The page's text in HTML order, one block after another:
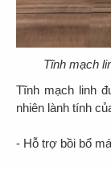
Tĩnh mạch
Tĩnh mạch linh
nhiên lành tính
- Hỗ trợ bồi bổ